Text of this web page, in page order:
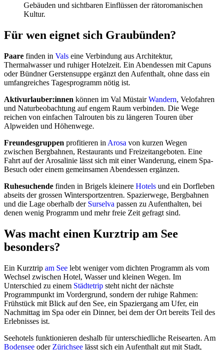
Gebäuden und sichtbaren Einflüssen der rätoromanischen
Kultur.
Für wen eignet sich Graubünden?
Paare finden in Vals eine Verbindung aus Architektur,
Thermalwasser und ruhiger Hotelzeit. Ein Abendessen mit Capuns
oder Bündner Gerstensuppe ergänzt den Aufenthalt, ohne dass ein
umfangreiches Tagesprogramm nötig ist.
Aktivurlauber:innen können im Val MüstairWandern, Velofahren
und Naturbeobachtung auf engem Raum verbinden. Die Wege
reichen von einfachen Talrouten bis zu längeren Touren über
Alpweiden und Höhenwege.
Freundesgruppen profitieren in Arosa von kurzen Wegen
zwischen Bergbahnen, Restaurants und Freizeitangeboten. Eine
Fahrt auf der Arosalinie lässt sich mit einer Wanderung, einem Spa-
Besuch oder einem gemeinsamen Abendessen ergänzen.
Ruhesuchende finden in Brigels kleinere Hotels und ein Dorfleben
abseits der grossen Wintersportzentren. Spazierwege, Bergbahnen
und die Lage oberhalb der Surselva passen zu Aufenthalten, bei
denen wenig Programm und mehr freie Zeit gefragt sind.
Was macht einen Kurztrip am See
besonders?
Ein Kurztrip am See lebt weniger vom dichten Programm als vom
Wechsel zwischen Hotel, Wasser und kleinen Wegen. Im
Unterschied zu einem Städtetrip steht nicht der nächste
Programmpunkt im Vordergrund, sondern der ruhige Rahmen:
Frühstück mit Blick auf den See, ein Spaziergang am Ufer, ein
Nachmittag im Spa oder ein Dinner, bei dem der Ort bereits Teil des
Erlebnisses ist.
Seehotels funktionieren deshalb für unterschiedliche Reisearten. Am
Bodensee oder Zürichsee lässt sich ein Aufenthalt gut mit Stadt,